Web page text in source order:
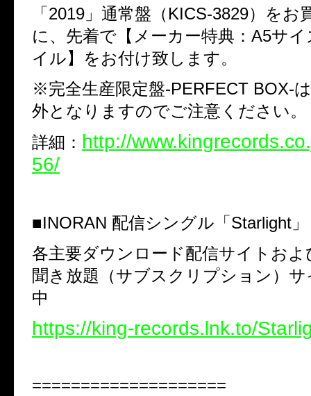
「 2019 」通常盤（KICS-3829）をお
に、先着で【メーカー特典： A5サイ
イル】をお付け致します。
※完全生産限定盤-PERFECT BOX-
外となりますのでご注意ください。
詳細： http://
56/
■INORAN 配信シングル「 Starlight 」
各主要ダウンロード配信サイトおよ
聞き放題（サブスクリプション）
中
https://king-records.lnk.to/
====================